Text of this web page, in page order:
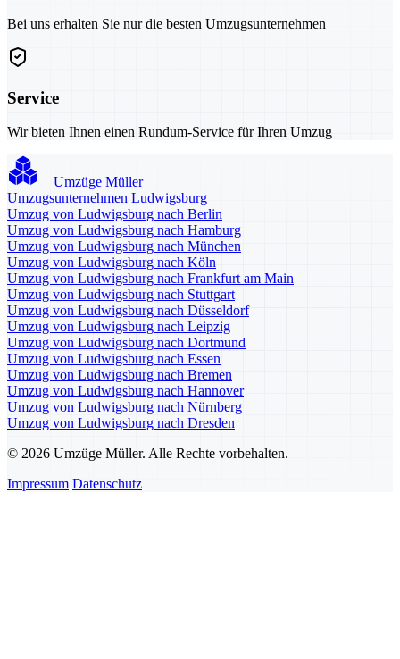
Bei uns erhalten Sie nur die besten Umzugsunternehmen
Service
Wir bieten Ihnen einen Rundum-Service für Ihren Umzug
Umzüge Müller
Umzugsunternehmen Ludwigsburg
Umzug von Ludwigsburg nach Berlin
Umzug von Ludwigsburg nach Hamburg
Umzug von Ludwigsburg nach München
Umzug von Ludwigsburg nach Köln
Umzug von Ludwigsburg nach Frankfurt am Main
Umzug von Ludwigsburg nach Stuttgart
Umzug von Ludwigsburg nach Düsseldorf
Umzug von Ludwigsburg nach Leipzig
Umzug von Ludwigsburg nach Dortmund
Umzug von Ludwigsburg nach Essen
Umzug von Ludwigsburg nach Bremen
Umzug von Ludwigsburg nach Hannover
Umzug von Ludwigsburg nach Nürnberg
Umzug von Ludwigsburg nach Dresden
© 2026 Umzüge Müller. Alle Rechte vorbehalten.
Impressum Datenschutz